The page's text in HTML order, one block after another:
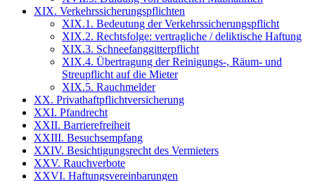
XIX. Verkehrssicherungspflichten
XIX.1. Bedeutung der Verkehrssicherungspflicht
XIX.2. Rechtsfolge: vertragliche / deliktische Haftung
XIX.3. Schneefanggitterpflicht
XIX.4. Übertragung der Reinigungs-, Räum- und
Streupflicht auf die Mieter
XIX.5. Rauchmelder
XX. Privathaftpflichtversicherung
XXI. Pfandrecht
XXII. Barrierefreiheit
XXIII. Besuchsempfang
XXIV. Besichtigungsrecht des Vermieters
XXV. Rauchverbote
XXVI. Haftungsvereinbarungen